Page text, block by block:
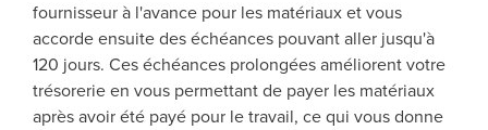
fournisseur à l'avance pour les matériaux et vous
accorde ensuite des échéances pouvant aller jusqu'à
120 jours. Ces échéances prolongées améliorent votre
trésorerie en vous permettant de payer les matériaux
après avoir été payé pour le travail, ce qui vous donne